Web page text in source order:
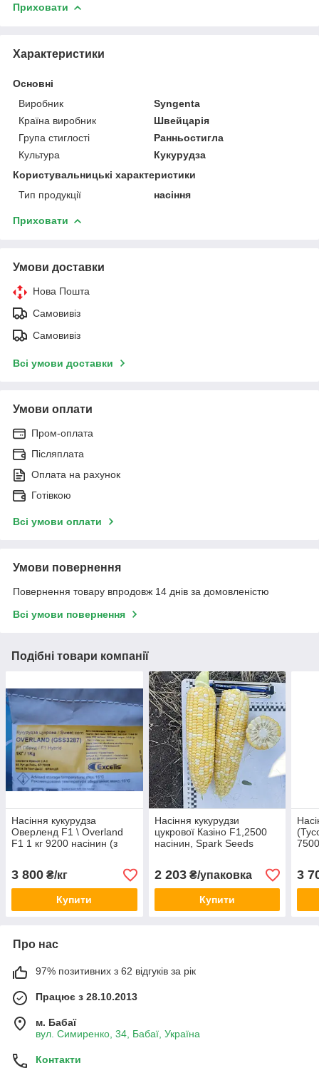
Приховати
Характеристики
Основні
Виробник
Syngenta
Країна виробник
Швейцарія
Група стиглості
Ранньостигла
Культура
Кукурудза
Користувальницькі характеристики
Тип продукції
насіння
Приховати
Умови доставки
Нова Пошта
Самовивіз
Самовивіз
Всі умови доставки
Умови оплати
Пром-оплата
Післяплата
Оплата на рахунок
Готівкою
Всі умови оплати
Умови повернення
Повернення товару впродовж 14 днів за домовленістю
Всі умови повернення
Подібні товари компанії
Насіння кукурудза
Оверленд F1 \ Overland
F1 1 кг 9200 насінин (з
3 800 ₴/кг
Купити
Насіння кукурудзи
цукрової Казіно F1,2500
насінин, Spark Seeds
2 203₴/упаковка
Купити
3
Про нас
97% позитивних з 62 відгуків за рік
Працює з 28.10.2013
м. Бабаї
вул. Симиренко, 34, Бабаї, Україна
Контакти